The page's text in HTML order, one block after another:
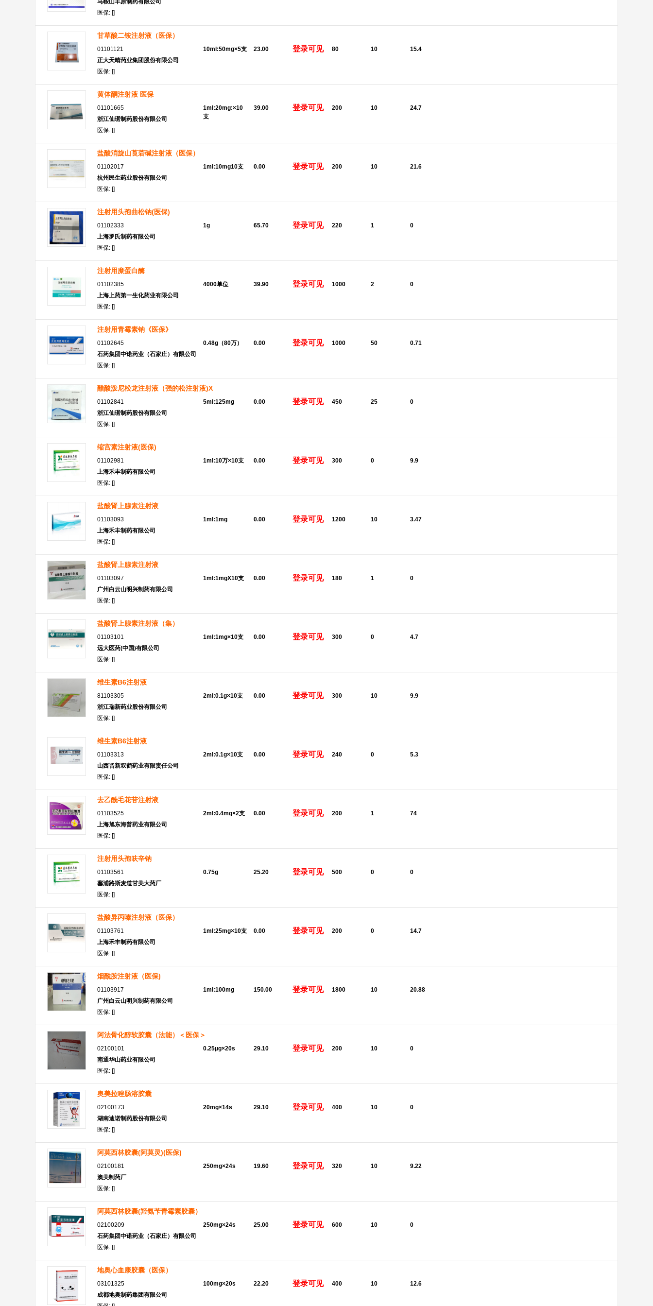
马鞍山丰原制药有限公司
医保: []
甘草酸二铵注射液（医保）
01101121
正大天晴药业集团股份有限公司
医保: []
10ml:50mg×5支 23.00 登录可见 80 10 15.4
黄体酮注射液 医保
01101665
浙江仙琚制药股份有限公司
医保: []
1ml:20mg:×10
支
39.00 登录可见 200 10 24.7
盐酸消旋山莨菪碱注射液（医保）
01102017
杭州民生药业股份有限公司
医保: []
1ml:10mg10支 0.00 登录可见 200 10 21.6
注射用头孢曲松钠(医保)
01102333
上海罗氏制药有限公司
医保: []
1g 65.70 登录可见 220 1 0
注射用糜蛋白酶
01102385
上海上药第一生化药业有限公司
医保: []
4000单位 39.90 登录可见 1000 2 0
注射用青霉素钠《医保》
01102645
石药集团中诺药业（石家庄）有限公司
医保: []
0.48g（80万） 0.00 登录可见 1000 50 0.71
醋酸泼尼松龙注射液（强的松注射液)X
01102841
浙江仙琚制药股份有限公司
医保: []
5ml:125mg 0.00 登录可见 450 25 0
缩宫素注射液(医保)
01102981
上海禾丰制药有限公司
医保: []
1ml:10万×10支 0.00 登录可见 300 0 9.9
盐酸肾上腺素注射液
01103093
上海禾丰制药有限公司
医保: []
1ml:1mg 0.00 登录可见 1200 10 3.47
盐酸肾上腺素注射液
01103097
广州白云山明兴制药有限公司
医保: []
1ml:1mgX10支 0.00 登录可见 180 1 0
盐酸肾上腺素注射液（集）
01103101
远大医药(中国)有限公司
医保: []
1ml:1mg×10支 0.00 登录可见 300 0 4.7
维生素B6注射液
81103305
浙江瑞新药业股份有限公司
医保: []
2ml:0.1g×10支 0.00 登录可见 300 10 9.9
维生素B6注射液
01103313
山西晋新双鹤药业有限责任公司
医保: []
2ml:0.1g×10支 0.00 登录可见 240 0 5.3
去乙酰毛花苷注射液
01103525
上海旭东海普药业有限公司
医保: []
2ml:0.4mg×2支 0.00 登录可见 200 1 74
注射用头孢呋辛钠
01103561
塞浦路斯麦道甘美大药厂
医保: []
0.75g 25.20 登录可见 500 0 0
盐酸异丙嗪注射液（医保）
01103761
上海禾丰制药有限公司
医保: []
1ml:25mg×10支 0.00 登录可见 200 0 14.7
烟酰胺注射液（医保)
01103917
广州白云山明兴制药有限公司
医保: []
1ml:100mg 150.00 登录可见 1800 10 20.88
阿法骨化醇软胶囊（法能）＜医保＞
02100101
南通华山药业有限公司
医保: []
0.25μg×20s 29.10 登录可见 200 10 0
奥美拉唑肠溶胶囊
02100173
湖南迪诺制药股份有限公司
医保: []
20mg×14s 29.10 登录可见 400 10 0
阿莫西林胶囊(阿莫灵)(医保)
02100181
澳美制药厂
医保: []
250mg×24s 19.60 登录可见 320 10 9.22
阿莫西林胶囊(羟氨苄青霉素胶囊）
02100209
石药集团中诺药业（石家庄）有限公司
医保: []
250mg×24s 25.00 登录可见 600 10 0
地奥心血康胶囊（医保）
03101325
成都地奥制药集团有限公司
100mg×20s 22.20 登录可见 400 10 12.6